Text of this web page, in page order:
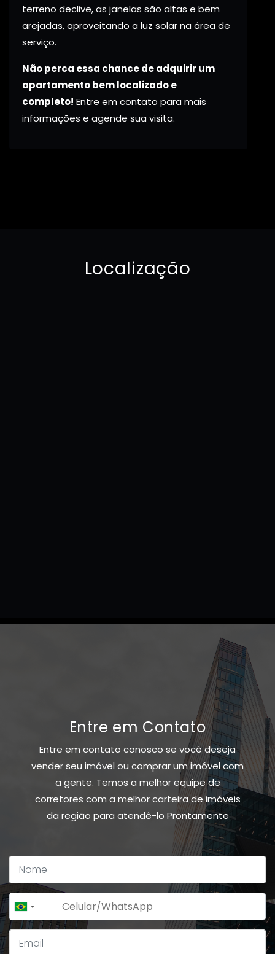
terreno declive, as janelas são altas e bem
arejadas, aproveitando a luz solar na área de
serviço.
Não perca essa chance de adquirir um
apartamento bem localizado e
completo! Entre em contato para mais
informações e agende sua visita.
Localização
Entre em Contato
Entre em contato conosco se você deseja
vender seu imóvel ou comprar um imóvel com
a gente. Temos a melhor equipe de
corretores com a melhor carteira de imóveis
da região para atendê-lo Prontamente
Brazil
+55